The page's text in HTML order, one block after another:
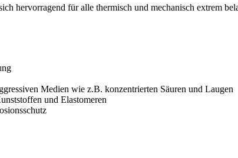
hervorragend für alle thermisch und mechanisch extrem
Medien wie z.B. konzentrierten Säuren und Laugen
und Elastomeren